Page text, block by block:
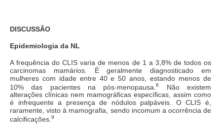
DISCUSSÃO
Epidemiologia da NL
A frequência do CLIS varia de menos de 1 a 3,8% de todos os
carcinomas mamários. É geralmente diagnosticado em
mulheres com idade entre 40 e 50 anos, estando menos de
10% das pacientes na pós-menopausa.8
Não existem
alterações clínicas nem mamográficas específicas, assim como
é infrequente a presença de nódulos palpáveis. O CLIS é,
raramente, visto à mamografia, sendo incomum a ocorrência de
calcificações. 9